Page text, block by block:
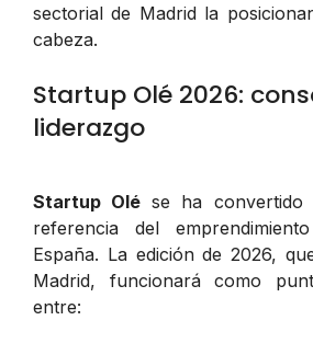
sectorial de Madrid la
cabeza.
Startup Olé 2026:
liderazgo
Startup Olé se ha
referencia del
España. La edición de 2026,
Madrid, funcionará como
entre: